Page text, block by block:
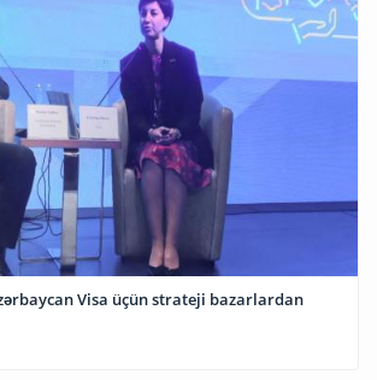
Visa üçün strateji bazarlardan